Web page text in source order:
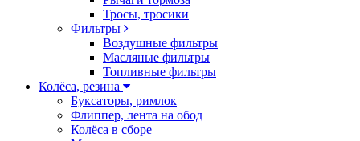
Тросы, тросики
Фильтры
Воздушные фильтры
Масляные фильтры
Топливные фильтры
Колёса, резина
Буксаторы, римлок
Флиппер, лента на обод
Колёса в сборе